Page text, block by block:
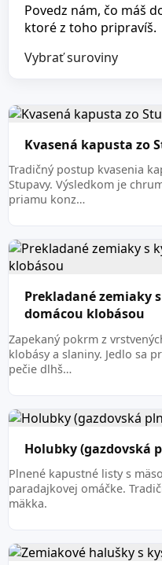
Povedz nám, čo máš
ktoré z toho pripravíš.
Vybrať suroviny
Kvasená kapusta zo
Tradičný postup kvasenia
Stupavy. Výsledkom je
priamu konz…
Prekladané zemiaky
domácou klobásou
Zapekaný pokrm z
klobásy a slaniny. Jedlo sa
pečie dlhš…
Holubky (gazdovská
Plnené kapustné listy s
paradajkovej omáčke.
mäkka.